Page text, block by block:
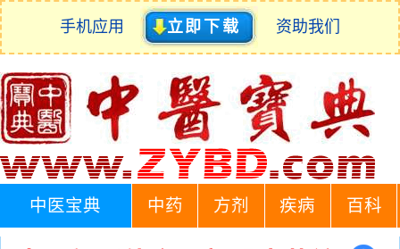
手机应用 立即下载 资助我们
中医宝典 中药 方剂 疾病 百科